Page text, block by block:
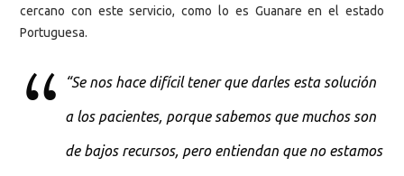
cercano con este servicio, como lo es Guanare en el estado
Portuguesa.
“Se nos hace difícil tener que darles esta solución
a los pacientes, porque sabemos que muchos son
de bajos recursos, pero entiendan que no estamos